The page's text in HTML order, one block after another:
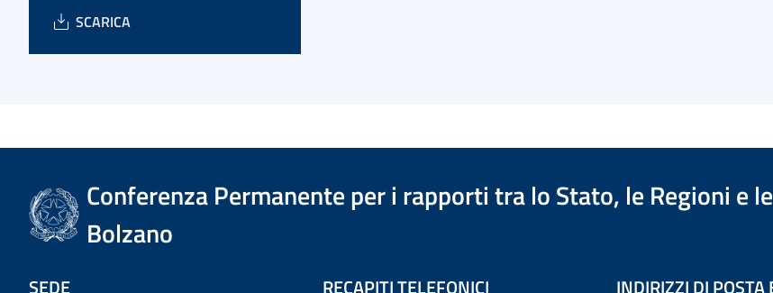
SCARICA
Conferenza Permanente per i rapporti tra lo Stato, le Regioni e
Bolzano
SEDE RECAPITI TELEFONICI INDIRIZZI DI POSTA